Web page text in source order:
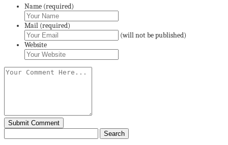
Name (required)
Mail (required)
(will not be published)
Website